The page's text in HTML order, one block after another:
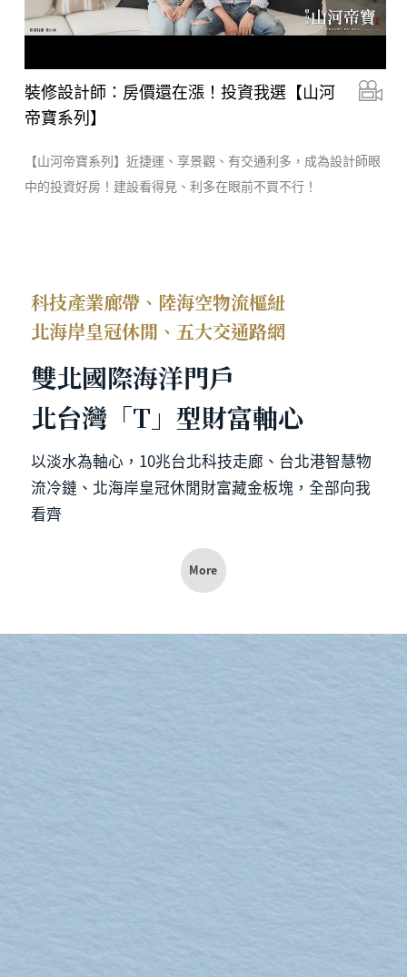
裝修設計師：房價還在漲！投資我選【山河
帝寶系列】
【山河帝寶系列】近捷運、享景觀、有交通利多，成為設計師眼
中的投資好房！建設看得見、利多在眼前不買不行！
科技產業廊帶、陸海空物流樞紐
北海岸皇冠休閒、五大交通路網
雙北國際海洋門戶
北台灣「T」型財富軸心
以淡水為軸心，10兆台北科技走廊、台北港智慧物
流冷鏈、北海岸皇冠休閒財富藏金板塊，全部向我
看齊
More